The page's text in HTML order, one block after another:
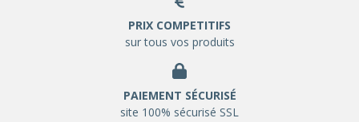
PRIX COMPETITIFS
sur tous vos produits
PAIEMENT SÉCURISÉ
site 100% sécurisé SSL